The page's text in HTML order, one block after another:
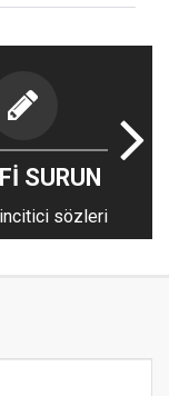
SURUN
incitici sözleri